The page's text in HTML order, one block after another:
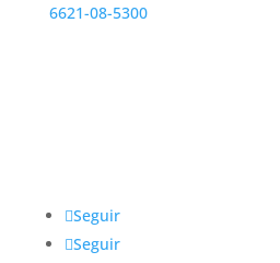
6621-08-5300
Seguir
Seguir